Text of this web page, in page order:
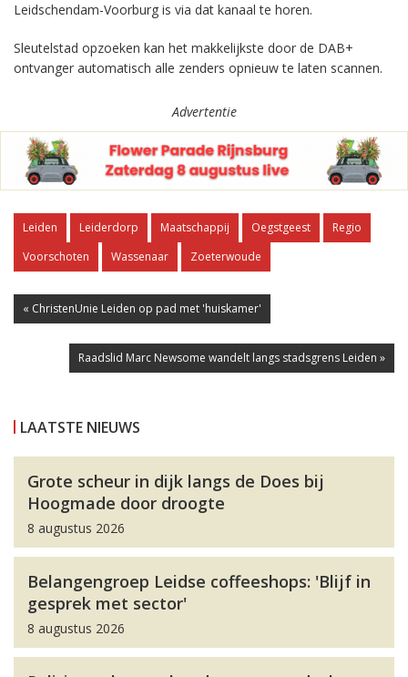
Leidschendam-Voorburg is via dat kanaal te horen.
Sleutelstad opzoeken kan het makkelijkste door de DAB+
ontvanger automatisch alle zenders opnieuw te laten scannen.
Advertentie
Leiden Leiderdorp Maatschappij Oegstgeest
Regio
Voorschoten
Wassenaar Zoeterwoude
« ChristenUnie Leiden op pad met 'huiskamer'
Raadslid Marc Newsome wandelt langs stadsgrens Leiden »
LAATSTE NIEUWS
Grote scheur in dijk langs de Does bij
Hoogmade door droogte
8 augustus 2026
Belangengroep Leidse coffeeshops: 'Blijf in
gesprek met sector'
8 augustus 2026